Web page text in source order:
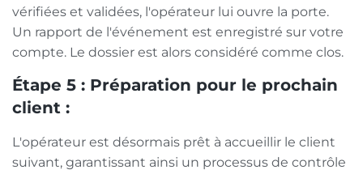
vérifiées et validées, l'opérateur lui ouvre la porte.
Un rapport de l'événement est enregistré sur votre
compte. Le dossier est alors considéré comme clos.
Étape 5 : Préparation pour le prochain
client :
L'opérateur est désormais prêt à accueillir le client
suivant, garantissant ainsi un processus de contrôle